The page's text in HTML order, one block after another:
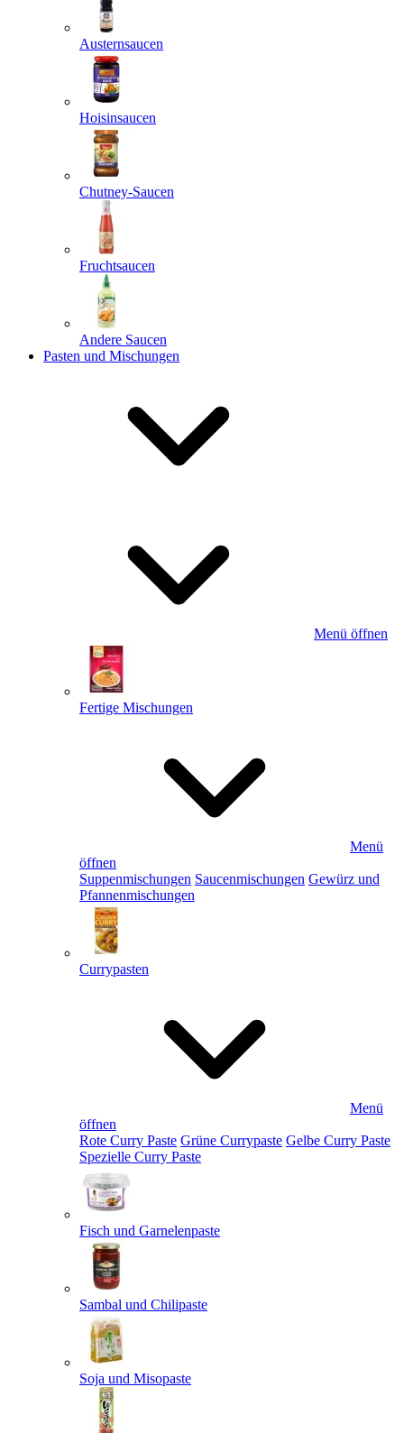
Austernsaucen
Hoisinsaucen
Chutney-Saucen
Fruchtsaucen
Andere Saucen
Pasten und Mischungen
Menü öffnen
Fertige Mischungen
Menü
öffnen
Suppenmischungen Saucenmischungen Gewürz und
Pfannenmischungen
Currypasten
Menü
öffnen
Rote Curry Paste Grüne Currypaste Gelbe Curry Paste
Spezielle Curry Paste
Fisch und Garnelenpaste
Sambal und Chilipaste
Soja und Misopaste